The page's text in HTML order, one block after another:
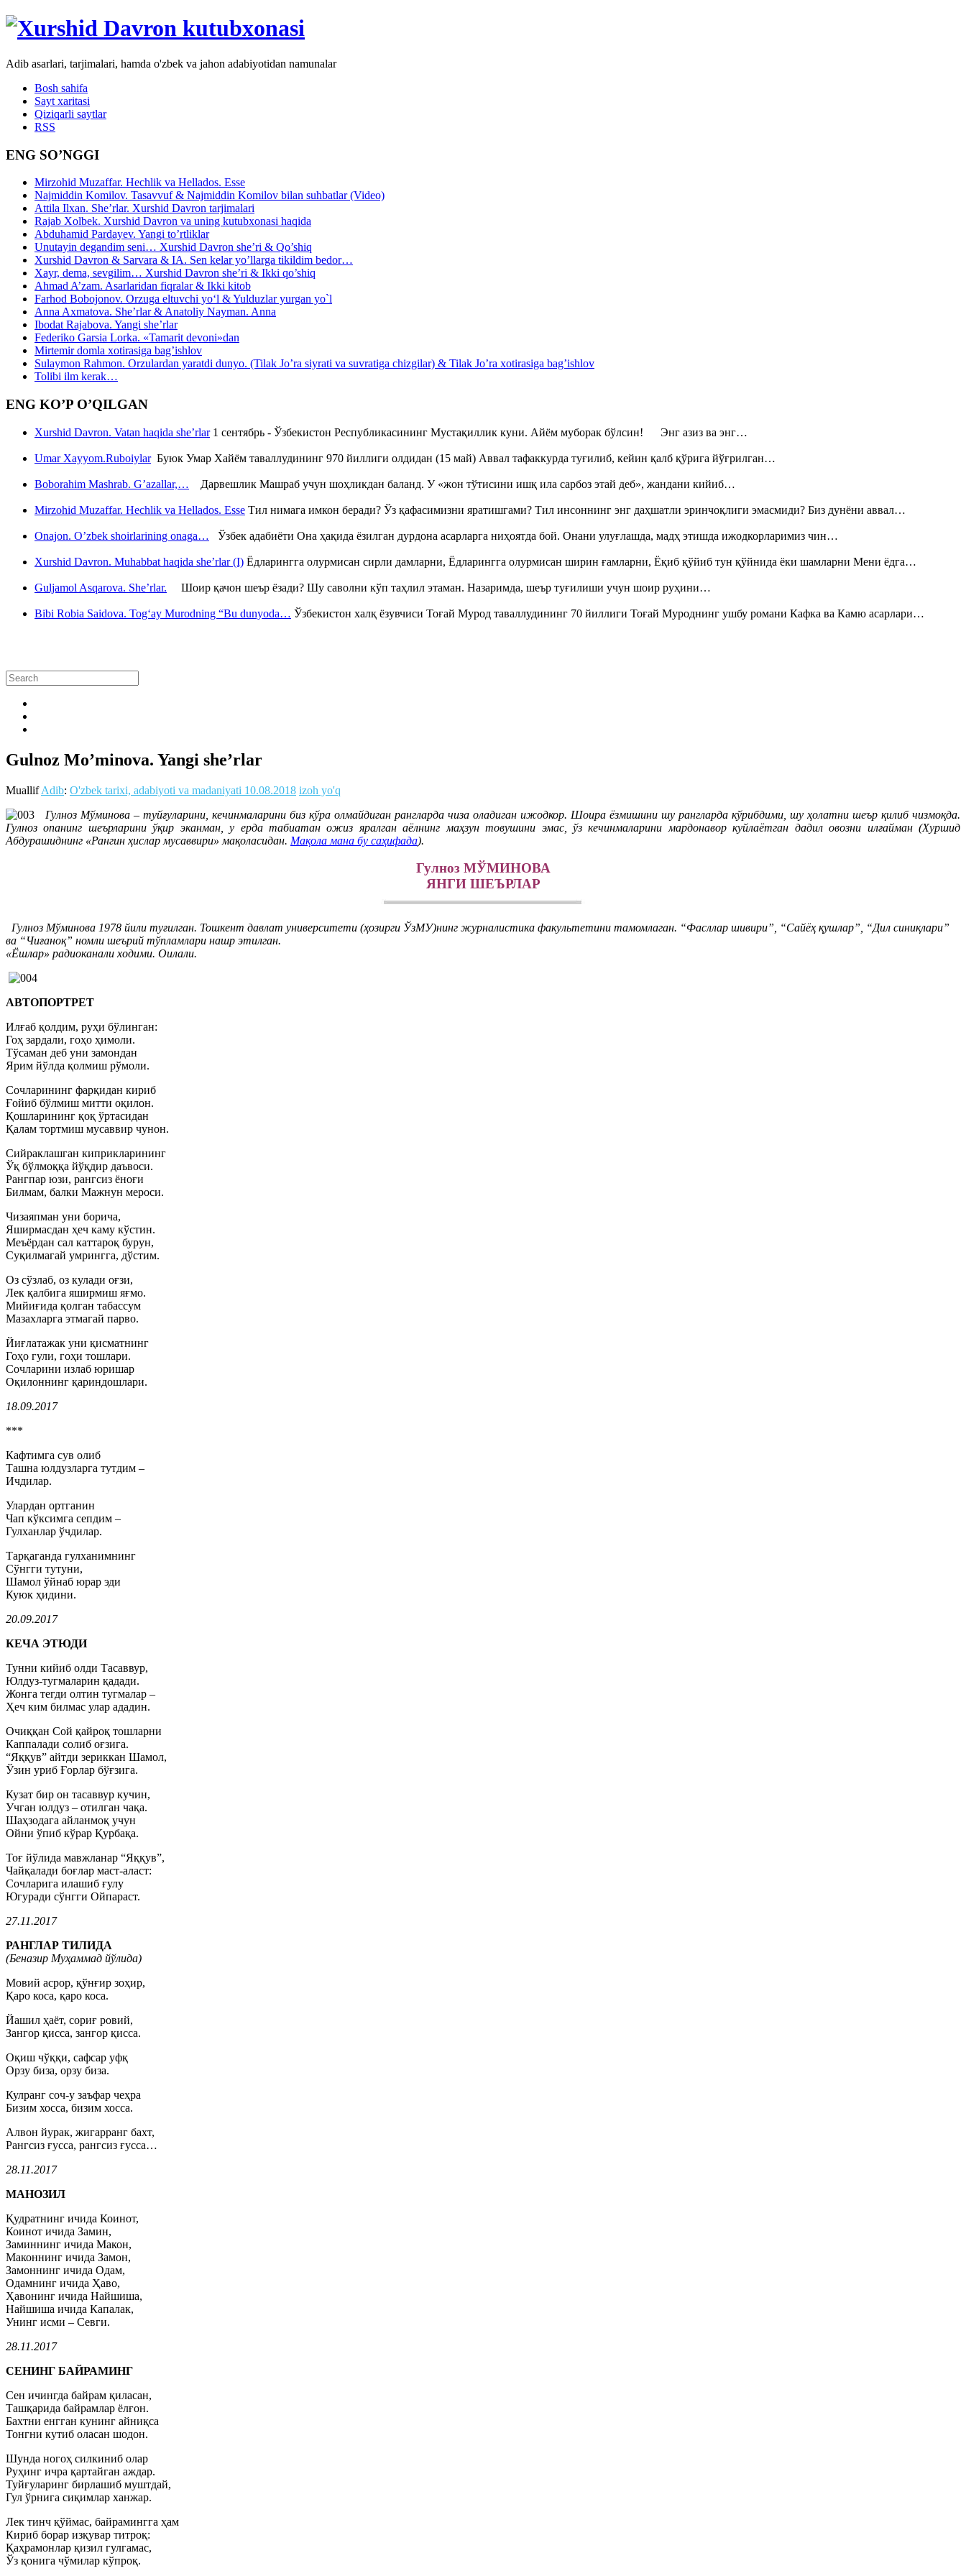
Adib asarlari, tarjimalari, hamda o'zbek va jahon adabiyotidan namunalar
Bosh sahifa
Sayt xaritasi
Qiziqarli saytlar
RSS
ENG SO’NGGI
Mirzohid Muzaffar. Hechlik va Hellados. Esse
Najmiddin Komilov. Tasavvuf & Najmiddin Komilov bilan suhbatlar (Video)
Attila Ilxan. She’rlar. Xurshid Davron tarjimalari
Rajab Xolbek. Xurshid Davron va uning kutubxonasi haqida
Abduhamid Pardayev. Yangi to’rtliklar
Unutayin degandim seni… Xurshid Davron she’ri & Qo’shiq
Xurshid Davron & Sarvara & IA. Sen kelar yo’llarga tikildim bedor…
Xayr, dema, sevgilim… Xurshid Davron she’ri & Ikki qo’shiq
Ahmad A’zam. Asarlaridan fiqralar & Ikki kitob
Farhod Bobojonov. Orzuga eltuvchi yo‘l & Yulduzlar yurgan yo`l
Anna Axmatova. She’rlar & Anatoliy Nayman. Anna
Ibodat Rajabova. Yangi she’rlar
Federiko Garsia Lorka. «Tamarit devoni»dan
Mirtemir domla xotirasiga bag’ishlov
Sulaymon Rahmon. Orzulardan yaratdi dunyo. (Tilak Jo’ra siyrati va suvratiga chizgilar) & Tilak Jo’ra xotirasiga bag’ishlov
Tolibi ilm kerak…
ENG KO’P O’QILGAN
Xurshid Davron. Vatan haqida she’rlar1 сентябрь - Ўзбекистон Республикасининг Мустақиллик куни. Айём муборак бўлсин! Энг азиз ва энг…
Umar Xayyom.RuboiylarБуюк Умар Хайём таваллудининг 970 йиллиги олдидан (15 май) Аввал тафаккурда туғилиб, кейин қалб қўрига йўғрилган…
Boborahim Mashrab. G’azallar,… Дарвешлик Машраб учун шоҳликдан баланд. У «жон тўтисини ишқ ила сарбоз этай деб», жандани кийиб…
Mirzohid Muzaffar. Hechlik va Hellados. Esse Тил нимага имкон беради? Ўз қафасимизни яратишгами? Тил инсоннинг энг даҳшатли эринчоқлиги эмасмиди? Биз дунёни аввал…
Onajon. O’zbek shoirlarining onaga… Ўзбек адабиёти Она ҳақида ёзилган дурдона асарларга ниҳоятда бой. Онани улуғлашда, мадҳ этишда ижодкорларимиз чин…
Xurshid Davron. Muhabbat haqida she’rlar (I) Ёдларингга олурмисан сирли дамларни, Ёдларингга олурмисан ширин ғамларни, Ёқиб қўйиб тун қўйнида ёки шамларни Мени ёдга…
Guljamol Asqarova. She’rlar. Шоир қачон шеър ёзади? Шу саволни кўп таҳлил этаман. Назаримда, шеър туғилиши учун шоир руҳини…
Bibi Robia Saidova. Tog‘ay Murodning “Bu dunyoda… Ўзбекистон халқ ёзувчиси Тоғай Мурод таваллудининг 70 йиллиги Тоғай Муроднинг ушбу романи Кафка ва Камю асарлари…
Gulnoz Mo’minova. Yangi she’rlar
MuallifAdib: O'zbek tarixi, adabiyoti va madaniyati 10.08.2018 izoh yo'q
Гулноз Мўминова – туйғуларини, кечинмаларини биз кўра олмайдиган рангларда чиза оладиган ижодкор. Шоира ёзмишини шу рангларда кўрибдими, шу ҳолатни шеър қилиб чизмоқда.
Гулноз опанинг шеърларини ўқир эканман, у ерда табиатан ожиз яралган аёлнинг маҳзун товушини эмас, ўз кечинмаларини мардонавор куйлаётган дадил овозни илғайман (Хуршид
Абдурашиднинг «Рангин ҳислар мусаввири» мақоласидан. Мақола мана бу саҳифада).
Гулноз МЎМИНОВА
ЯНГИ ШЕЪРЛАР
Гулноз Мўминова 1978 йили туғилган. Тошкент давлат университети (ҳозирги ЎзМУ)нинг журналистика факультетини тамомлаган. “Фасллар шивири”, “Сайёҳ қушлар”, “Дил синиқлари”
ва “Чиғаноқ” номли шеърий тўпламлари нашр этилган.
«Ёшлар» радиоканали ходими. Оилали.
АВТОПОРТРЕТ
Илғаб қолдим, руҳи бўлинган:
Гоҳ зардали, гоҳо ҳимоли.
Тўсаман деб уни замондан
Ярим йўлда қолмиш рўмоли.
Cочларининг фарқидан кириб
Ғойиб бўлмиш митти оқилон.
Қошларининг қоқ ўртасидан
Қалам тортмиш мусаввир чунон.
Сийраклашган киприкларининг
Ўқ бўлмоққа йўқдир даъвоси.
Рангпар юзи, рангсиз ёноғи
Билмам, балки Мажнун мероси.
Чизаяпман уни борича,
Яширмасдан ҳеч каму кўстин.
Меъёрдан сал каттароқ бурун,
Суқилмагай умрингга, дўстим.
Оз сўзлаб, оз кулади оғзи,
Лек қалбига яширмиш яғмо.
Мийиғида қолган табассум
Мазахларга этмагай парво.
Йиғлатажак уни қисматнинг
Гоҳо гули, гоҳи тошлари.
Сочларини излаб юришар
Оқилоннинг қариндошлари.
18.09.2017
***
Кафтимга сув олиб
Ташна юлдузларга тутдим –
Ичдилар.
Улардан ортганин
Чап кўксимга сепдим –
Гулханлар ўчдилар.
Тарқаганда гулханимнинг
Сўнгги тутуни,
Шамол ўйнаб юрар эди
Куюк ҳидини.
20.09.2017
КЕЧА ЭТЮДИ
Тунни кийиб олди Тасаввур,
Юлдуз-тугмаларин қадади.
Жонга тегди олтин тугмалар –
Ҳеч ким билмас улар ададин.
Очиққан Сой қайроқ тошларни
Каппалади солиб оғзига.
“Яққув” айтди зериккан Шамол,
Ўзин уриб Ғорлар бўғзига.
Кузат бир он тасаввур кучин,
Учган юлдуз – отилган чақа.
Шаҳзодага айланмоқ учун
Ойни ўпиб кўрар Қурбақа.
Тоғ йўлида мавжланар “Яққув”,
Чайқалади боғлар маст-аласт:
Сочларига илашиб ғулу
Югуради сўнгги Ойпараст.
27.11.2017
РАНГЛАР ТИЛИДА
(Беназир Муҳаммад йўлида)
Мовий асрор, қўнғир зоҳир,
Қаро коса, қаро коса.
Йашил ҳаёт, сориғ ровий,
Зангор қисса, зангор қисса.
Оқиш чўққи, сафсар уфқ
Орзу биза, орзу биза.
Кулранг соч-у заъфар чеҳра
Бизим хосса, бизим хосса.
Алвон йурак, жигарранг бахт,
Рангсиз ғусса, рангсиз ғусса…
28.11.2017
МАНОЗИЛ
Қудратнинг ичида Коинот,
Коинот ичида Замин,
Заминнинг ичида Макон,
Маконнинг ичида Замон,
Замоннинг ичида Одам,
Одамнинг ичида Ҳаво,
Ҳавонинг ичида Найшиша,
Найшиша ичида Капалак,
Унинг исми – Севги.
28.11.2017
СЕНИНГ БАЙРАМИНГ
Сен ичингда байрам қиласан,
Ташқарида байрамлар ёлғон.
Бахтни енгган кунинг айниқса
Тонгни кутиб оласан шодон.
Шунда ногоҳ силкиниб олар
Руҳинг ичра қартайган аждар.
Туйғуларинг бирлашиб муштдай,
Гул ўрнига сиқимлар ханжар.
Лек тинч қўймас, байрамингга ҳам
Кириб борар изқувар титроқ:
Қаҳрамонлар қизил гулгамас,
Ўз қонига чўмилар кўпроқ.